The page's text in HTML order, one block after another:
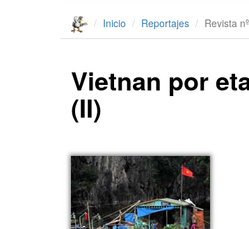
Inicio Reportajes Revista
Vietnan por
(II)